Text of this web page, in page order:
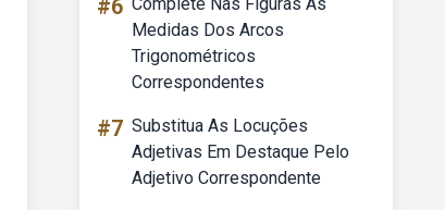
#6
Medidas Dos Arcos
Trigonométricos
Correspondentes
#7 Substitua As Locuções
Adjetivas Em Destaque Pelo
Adjetivo Correspondente